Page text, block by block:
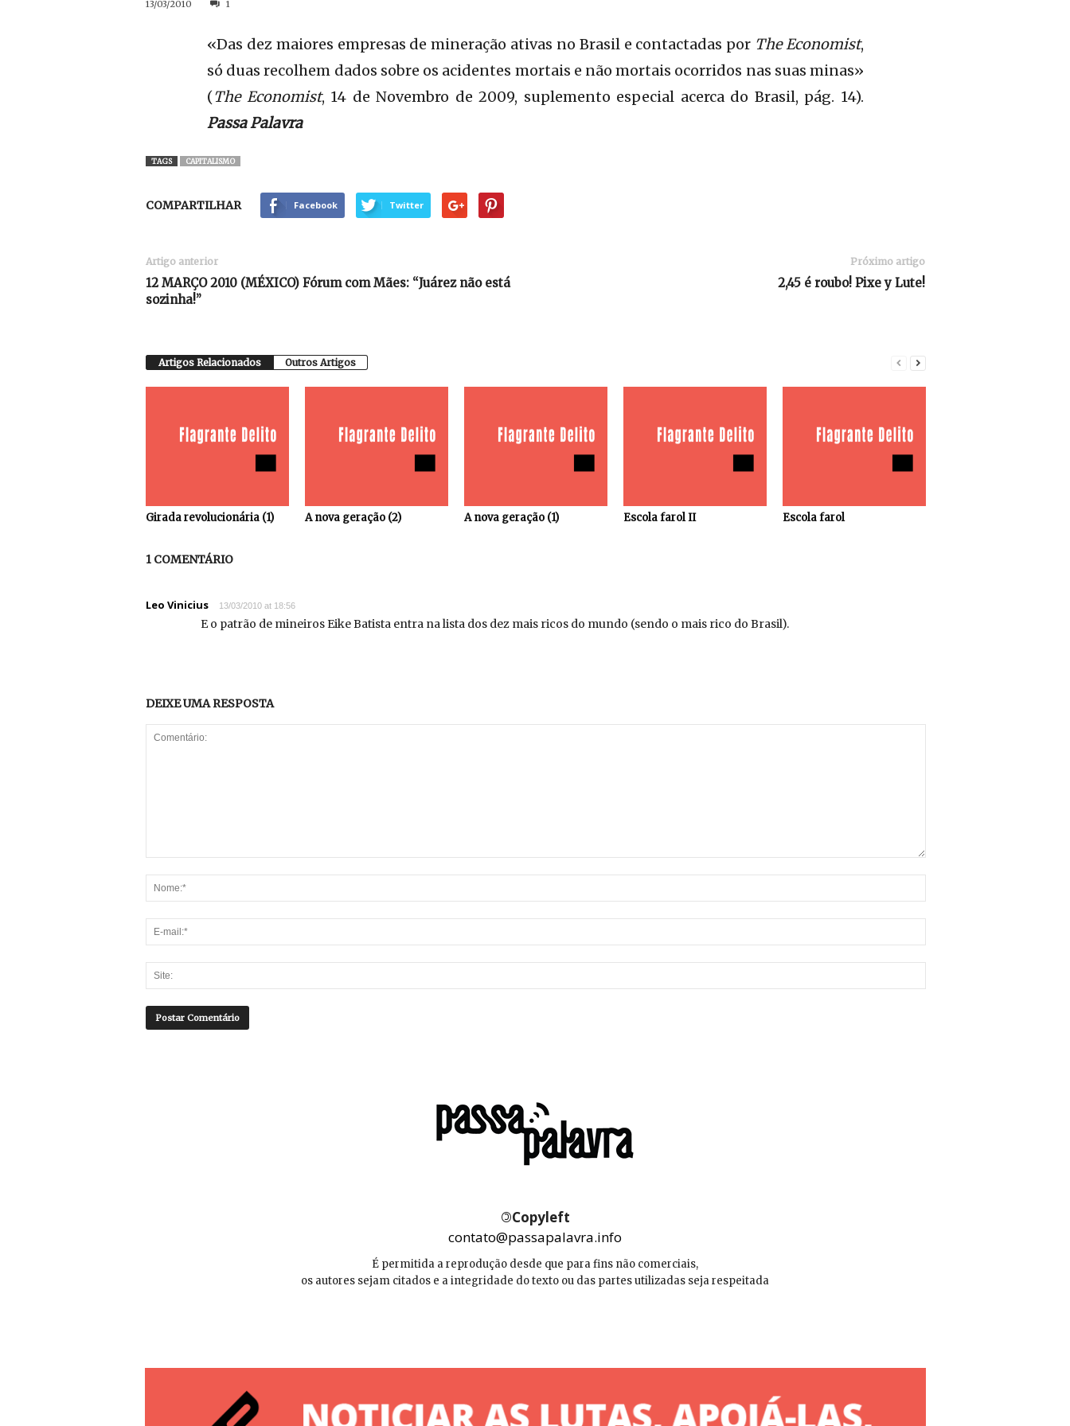
13/03/2010 1
«Das dez maiores empresas de mineração ativas no Brasil e contactadas por The Economist,
só duas recolhem dados sobre os acidentes mortais e não mortais ocorridos nas suas minas»
(The Economist, 14 de Novembro de 2009, suplemento especial acerca do Brasil, pág. 14).
Passa Palavra
TAGS CAPITALISMO
COMPARTILHAR Facebook Twitter
Artigo anterior
12 MARÇO 2010 (MÉXICO) Fórum com Mães: “Juárez não está
sozinha!”
Próximo artigo
2,45 é roubo! Pixe y Lute!
Artigos Relacionados Outros Artigos
Girada revolucionária (1) A nova geração (2) A nova geração (1) Escola farol II Escola farol
1 COMENTÁRIO
Leo Vinicius 13/03/2010 at 18:56
E o patrão de mineiros Eike Batista entra na lista dos dez mais ricos do mundo (sendo o mais rico do Brasil).
DEIXE UMA RESPOSTA
©Copyleft
contato@passapalavra.info
É permitida a reprodução desde que para fins não comerciais,
os autores sejam citados e a integridade do texto ou das partes utilizadas seja respeitada